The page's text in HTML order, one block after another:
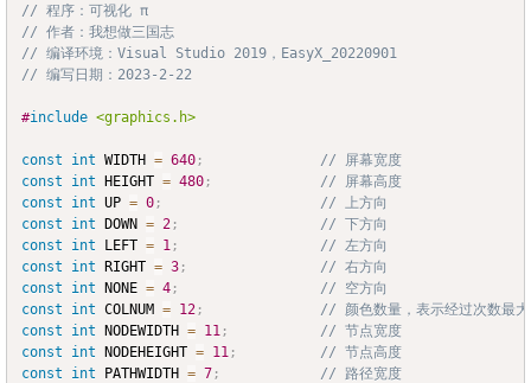
// 程序：可视化 π
// 作者：我想做三国志
// 编译环境：Visual Studio 2019，EasyX_20220901
// 编写日期：2023-2-22
#include <graphics.h>
const int WIDTH = 640 ;
// 屏幕宽度
const
int HEIGHT = 480 ;
// 屏幕高度
const
int UP = 0 ;
// 上方向
const
int DOWN = 2 ;
// 下方向
const
int LEFT = 1 ;
// 左方向
const
int RIGHT = 3 ;
// 右方向
const
int NONE = 4 ;
// 空方向
const
int COLNUM = 12 ;
// 颜色数量，表示经过次数最
const
int NODEWIDTH = 11 ;
// 节点宽度
const
int NODEHEIGHT = 11 ;
// 节点高度
const
int PATHWIDTH = 7 ;
// 路径宽度